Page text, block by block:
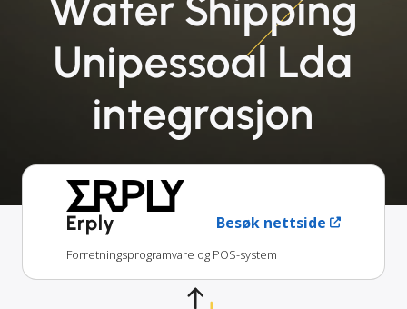
Unipessoal Lda
integrasjon
Erply Besøk nettside
Forretningsprogramvare og POS-system